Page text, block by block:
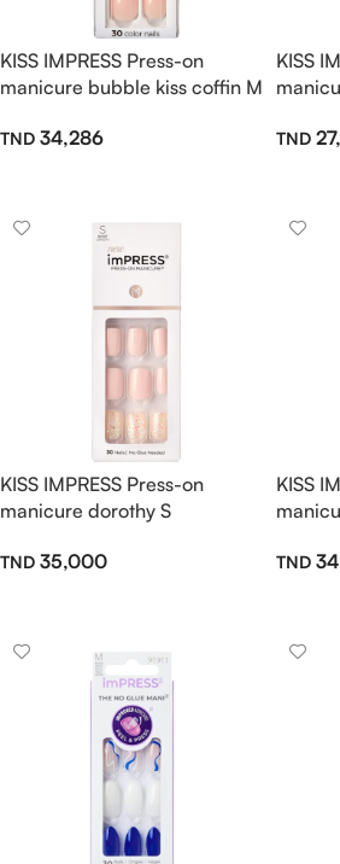
KISS IMPRESS Press-on
manicure bubble kiss coffin M
34,286
KISS
KISS IMPRESS Press-on
manicure dorothy S
35,000
KISS